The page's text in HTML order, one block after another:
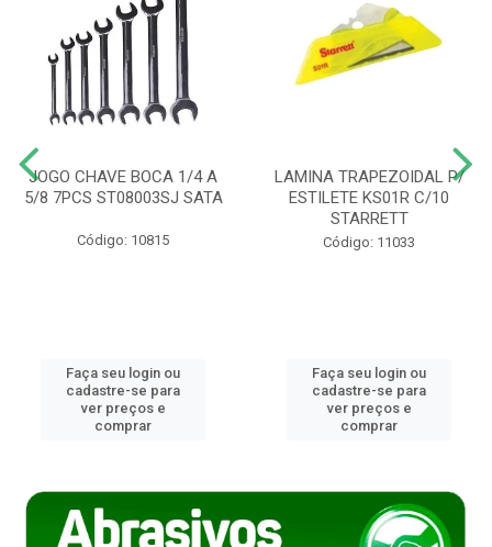
JOGO CHAVE BOCA 1/4 A
5/8 7PCS ST08003SJ SATA
Código: 10815
Faça seu login ou
cadastre-se para
ver preços e
comprar
LAMINA TRAPEZOIDAL P/
ESTILETE KS01R C/10
STARRETT
Código: 11033
Faça seu login ou
cadastre-se para
ver preços e
comprar